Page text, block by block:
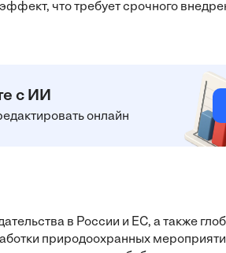
что требует срочного
с ИИ
онлайн
в России и ЕС, а также
природоохранных